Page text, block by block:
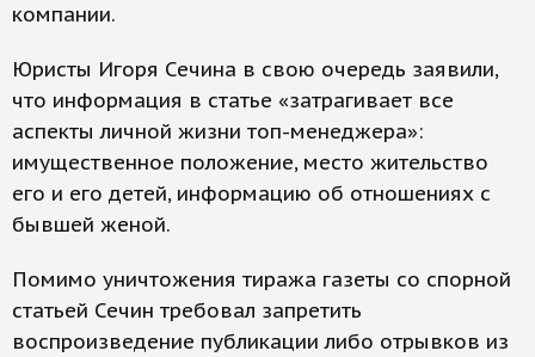
компании.
Юристы Игоря Сечина в свою очередь заявили,
что информация в статье «затрагивает все
аспекты личной жизни топ-менеджера»:
имущественное положение, место жительство
его и его детей, информацию об отношениях с
бывшей женой.
Помимо уничтожения тиража газеты со спорной
статьей Сечин требовал запретить
воспроизведение публикации либо отрывков из